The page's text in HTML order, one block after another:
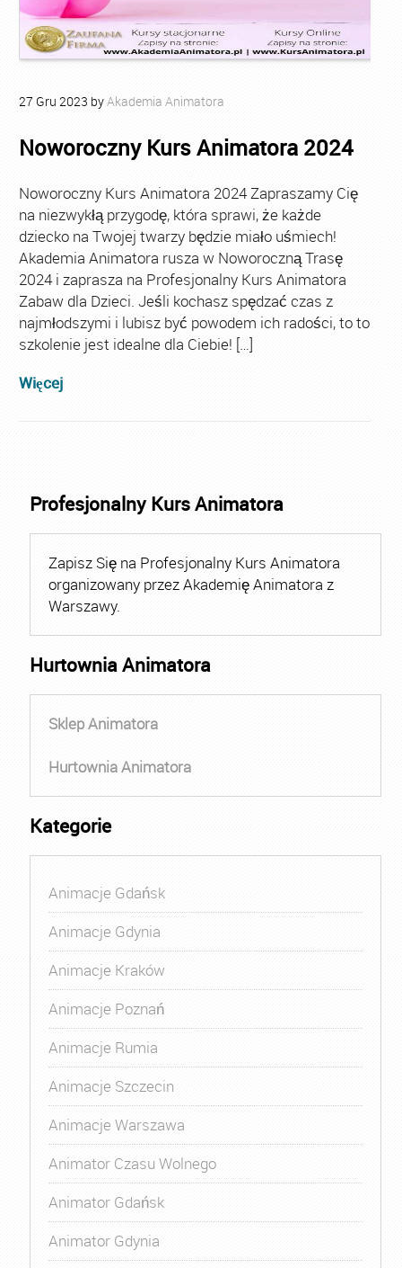
27 Gru 2023 byAkademia Animatora
Noworoczny Kurs Animatora 2024
Noworoczny Kurs Animatora 2024 Zapraszamy Cię
na niezwykłą przygodę, która sprawi, że każde
dziecko na Twojej twarzy będzie miało uśmiech!
Akademia Animatora rusza w Noworoczną Trasę
2024 i zaprasza na Profesjonalny Kurs Animatora
Zabaw dla Dzieci. Jeśli kochasz spędzać czas z
najmłodszymi i lubisz być powodem ich radości, to to
szkolenie jest idealne dla Ciebie! […]
Więcej
Profesjonalny Kurs Animatora
Zapisz Się na Profesjonalny Kurs Animatora
organizowany przez Akademię Animatora z
Warszawy.
Hurtownia Animatora
Sklep Animatora
Hurtownia Animatora
Kategorie
Animacje Gdańsk
Animacje Gdynia
Animacje Kraków
Animacje Poznań
Animacje Rumia
Animacje Szczecin
Animacje Warszawa
Animator Czasu Wolnego
Animator Gdańsk
Animator Gdynia